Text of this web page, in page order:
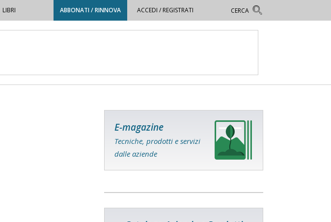
LIBRI ABBONATI / RINNOVA ACCEDI / REGISTRATI
E-magazine
Tecniche, prodotti e servizi
dalle aziende